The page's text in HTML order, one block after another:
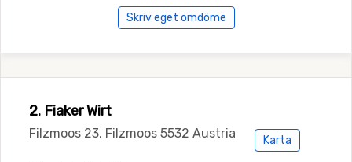
Skriv eget omdöme
2. Fiaker Wirt
Filzmoos 23, Filzmoos 5532 Austria Karta